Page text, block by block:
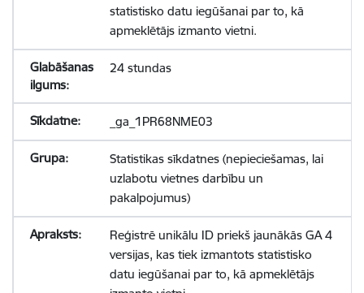
statistisko datu iegūšanai par to, kā
apmeklētājs izmanto vietni.
24 stundas
_ga_1PR68NME03
Statistikas sīkdatnes (nepieciešamas, lai
uzlabotu vietnes darbību un
pakalpojumus)
Reģistrē unikālu ID priekš jaunākās GA 4
versijas, kas tiek izmantots statistisko
datu iegūšanai par to, kā apmeklētājs